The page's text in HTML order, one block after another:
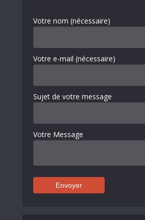
Votre nom (nécessaire)
Votre e-mail (nécessaire)
Sujet de votre message
Votre Message